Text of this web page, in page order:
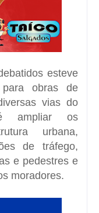
esteve
obras de
vias do
ampliar os
urbana,
de tráfego,
e pedestres e
moradores.